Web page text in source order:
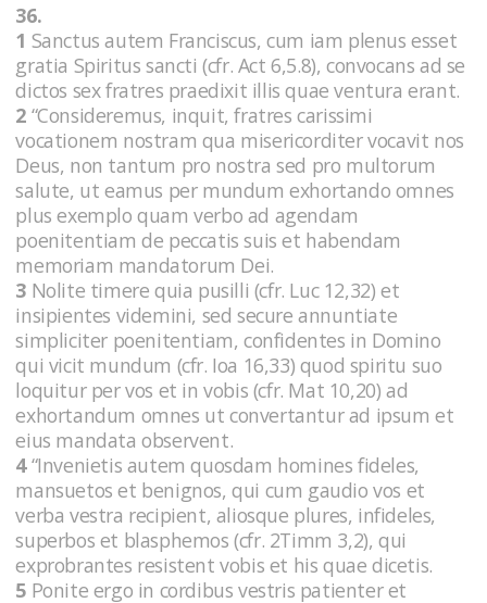
36.
1 Sanctus autem Franciscus, cum iam plenus esset
gratia Spiritus sancti (cfr. Act 6,5.8), convocans ad se
dictos sex fratres praedixit illis quae ventura erant.
2 “Consideremus, inquit, fratres carissimi
vocationem nostram qua misericorditer vocavit nos
Deus, non tantum pro nostra sed pro multorum
salute, ut eamus per mundum exhortando omnes
plus exemplo quam verbo ad agendam
poenitentiam de peccatis suis et habendam
memoriam mandatorum Dei.
3 Nolite timere quia pusilli (cfr. Luc 12,32) et
insipientes videmini, sed secure annuntiate
simpliciter poenitentiam, confidentes in Domino
qui vicit mundum (cfr. Ioa 16,33) quod spiritu suo
loquitur per vos et in vobis (cfr. Mat 10,20) ad
exhortandum omnes ut convertantur ad ipsum et
eius mandata observent.
4“Invenietis autem quosdam homines fideles,
mansuetos et benignos, qui cum gaudio vos et
verba vestra recipient, aliosque plures, infideles,
superbos et blasphemos (cfr. 2Timm 3,2), qui
exprobrantes resistent vobis et his quae dicetis.
5 Ponite ergo in cordibus vestris patienter et